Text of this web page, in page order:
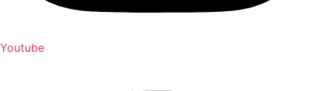
Youtube